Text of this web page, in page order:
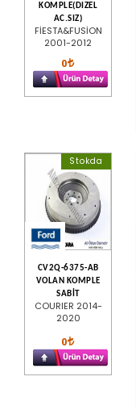
KOMPLE(DIZEL
AC.SIZ)
FİESTA&FUSİON
2001-2012
0
Stokda
CV2Q-6375-AB
VOLAN KOMPLE
SABİT
COURIER 2014-
2020
0